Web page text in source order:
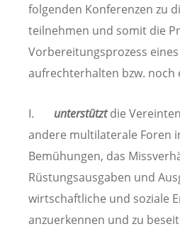
folgenden Konferenzen zu
teilnehmen und somit die
Vorbereitungsprozess eines
aufrechterhalten bzw. noch
I. unterstütztdie
andere multilaterale Foren
Bemühungen, das
Rüstungsausgaben und
wirtschaftliche und soziale
anzuerkennen und zu